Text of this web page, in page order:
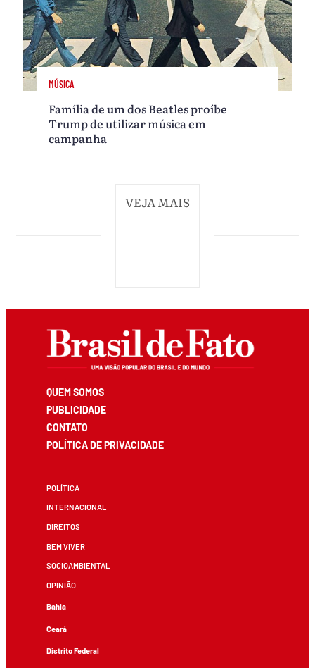
MÚSICA
Família de um dos Beatles proíbe
Trump de utilizar música em
campanha
VEJA MAIS
QUEM SOMOS
PUBLICIDADE
CONTATO
POLÍTICA DE PRIVACIDADE
POLÍTICA
INTERNACIONAL
DIREITOS
BEM VIVER
SOCIOAMBIENTAL
OPINIÃO
Bahia
Ceará
Distrito Federal